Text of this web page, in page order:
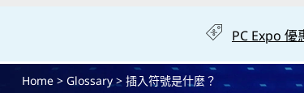
麼
PC Expo 優
Home> Glossary> 插入符號是什麼？